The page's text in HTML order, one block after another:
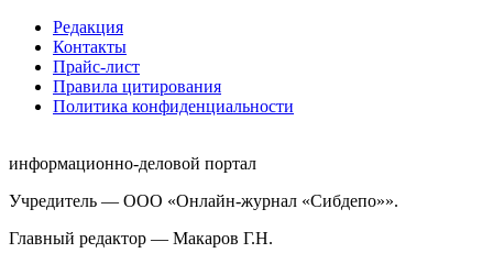
Редакция
Контакты
Прайс-лист
Правила цитирования
Политика конфиденциальности
информационно-деловой портал
Учредитель — ООО «Онлайн-журнал «Сибдепо»».
Главный редактор — Макаров Г.Н.